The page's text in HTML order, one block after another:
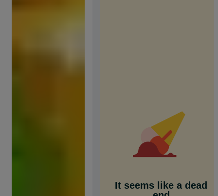
It seems like a dead